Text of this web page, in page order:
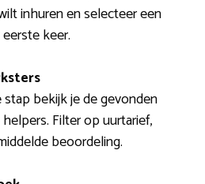
inhuren en selecteer een
keer.
bekijk je de gevonden
Filter op uurtarief,
beoordeling.